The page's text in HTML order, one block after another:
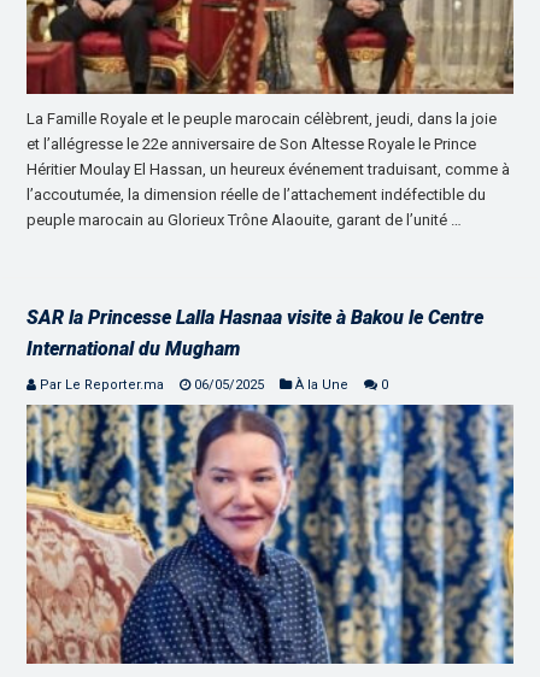
La Famille Royale et le peuple marocain célèbrent, jeudi, dans la joie
et l’allégresse le 22e anniversaire de Son Altesse Royale le Prince
Héritier Moulay El Hassan, un heureux événement traduisant, comme à
l’accoutumée, la dimension réelle de l’attachement indéfectible du
peuple marocain au Glorieux Trône Alaouite, garant de l’unité …
SAR la Princesse Lalla Hasnaa visite à Bakou le Centre
International du Mugham
Par Le Reporter.ma 06/05/2025 À la Une 0